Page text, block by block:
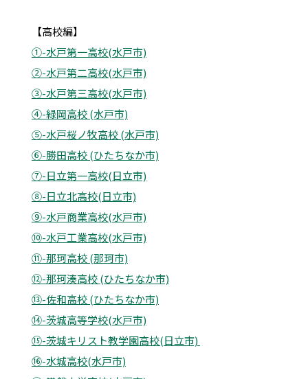
【高校編】
①-水戸第一高校(水戸市)
②-水戸第二高校(水戸市)
③-水戸第三高校(水戸市)
④-緑岡高校 (水戸市)
⑤-水戸桜ノ牧高校 (水戸市)
⑥-勝田高校 (ひたちなか市)
⑦-日立第一高校(日立市)
⑧-日立北高校(日立市)
⑨-水戸商業高校(水戸市)
⑩-水戸工業高校(水戸市)
⑪-那珂高校 (那珂市)
⑫-那珂湊高校 (ひたちなか市)
⑬-佐和高校 (ひたちなか市)
⑭-茨城高等学校(水戸市)
⑮-茨城キリスト教学園高校(日立市)
⑯-水城高校(水戸市)